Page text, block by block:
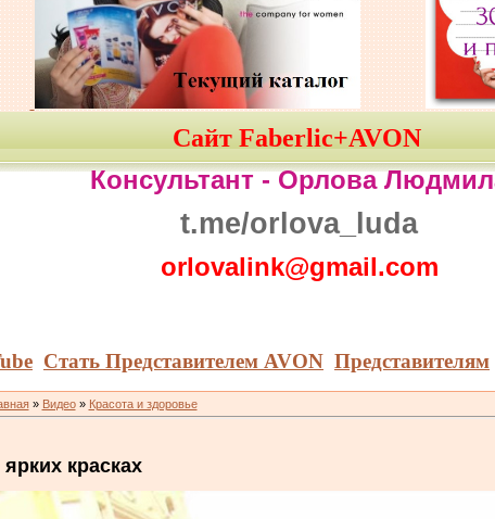
Сайт Faberlic+AVON
Консультант -Орлова
t.me/orlova_luda
orlovalink@gmail.com
Стать Представителем AVON Представителям
» Видео» Красота и здоровье
красках